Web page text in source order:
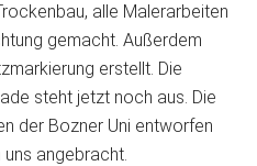
alle Malerarbeiten
gemacht. Außerdem
erstellt. Die
steht jetzt noch aus. Die
der Bozner Uni entworfen
angebracht.